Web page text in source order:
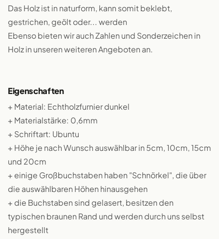
Das Holz ist in naturform, kann somit beklebt,
gestrichen, geölt oder... werden
Ebenso bieten wir auch Zahlen und Sonderzeichen in
Holz in unseren weiteren Angeboten an.
Eigenschaften
+ Material: Echtholzfurnier dunkel
+ Materialstärke: 0,6mm
+ Schriftart: Ubuntu
+ Höhe je nach Wunsch auswählbar in 5cm, 10cm, 15cm
und 20cm
+ einige Großbuchstaben haben "Schnörkel", die über
die auswählbaren Höhen hinausgehen
+ die Buchstaben sind gelasert, besitzen den
typischen braunen Rand und werden durch uns selbst
hergestellt